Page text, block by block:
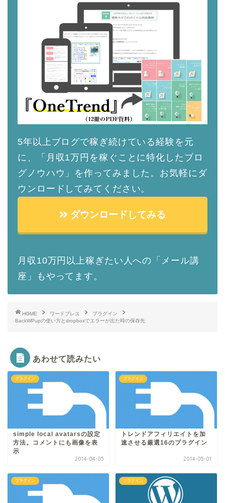
5年以上ブログで稼ぎ続けている経験を元
に、「月収1万円を稼ぐことに特化したブロ
グノウハウ」を作ってみました。お気軽にダ
ウンロードしてみてください。
ダウンロードしてみる
月収10万円以上稼ぎたい人への「メール講
座」もやってます。
HOME ワードプレス
プラグイン
BackWPupの使い方とdropboxでエラーが出た時の保存先
あわせて読みたい
プラグイン
simple local avatarsの設定
方法。コメントにも画像を表
示
2014-04-05
プラグイン
トレンドアフィリエイトを加
速させる厳選16のプラグイン
2014-05-01
プラグイン プラグイン